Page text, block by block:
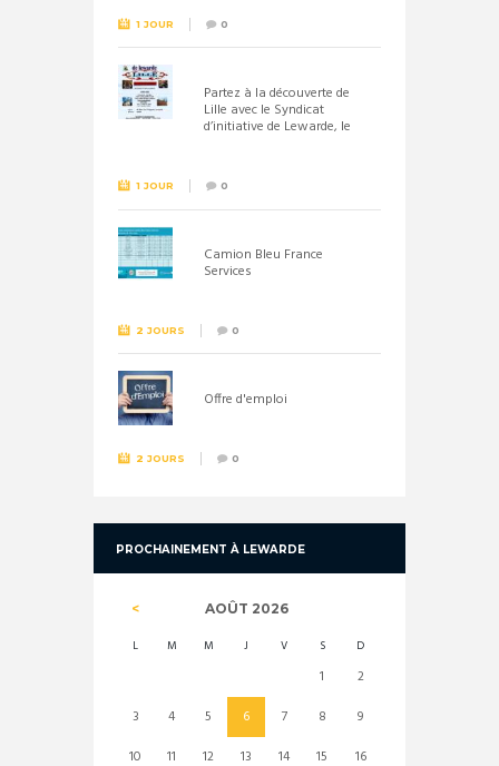
1 JOUR 0
Partez à la découverte de
Lille avec le Syndicat
d’initiative de Lewarde, le
1 JOUR 0
Camion Bleu France
Services
2 JOURS 0
Offre d'emploi
2 JOURS 0
PROCHAINEMENT À LEWARDE
AOÛT 2026
L M M J V S D
1
2
3
4 5 6 7 8
9
10
11 12 13 14 15 16